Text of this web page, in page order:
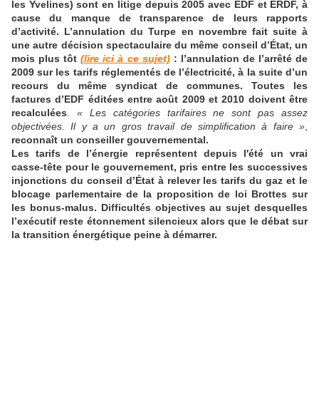
les Yvelines) sont en litige depuis 2005 avec EDF et ERDF, à
cause du manque de transparence de leurs rapports
d’activité. L’annulation du Turpe en novembre fait suite à
une autre décision spectaculaire du même conseil d’État, un
mois plus tôt(lire ici à ce sujet): l’annulation de l’arrêté de
2009 sur les tarifs réglementés de l’électricité, à la suite d’un
recours du même syndicat de communes. Toutes les
factures d’EDF éditées entre août 2009 et 2010 doivent être
recalculées
« Les catégories tarifaires ne sont pas assez
objectivées. Il y a un gros travail de simplification à faire »
reconnaît un conseiller gouvernemental.
Les tarifs de l’énergie représentent depuis l'été un vrai
casse-tête pour le gouvernement, pris entre les successives
injonctions du conseil d’État à relever les tarifs du gaz et le
blocage parlementaire de la proposition de loi Brottes sur
les bonus-malus. Difficultés objectives au sujet desquelles
l’exécutif reste étonnement silencieux alors que le débat sur
la transition énergétique peine à démarrer.